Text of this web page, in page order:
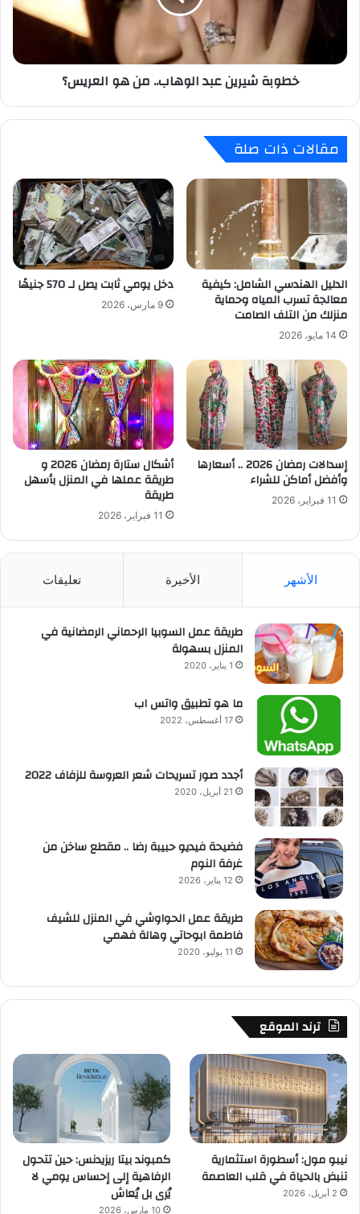
العريس؟
خطوبة شيرين عبد الوهاب.. من هو العريس؟
مقالات ذات صلة
الدليل الهندسي الشامل: كيفية
معالجة تسرب المياه وحماية
منزلك من التلف الصامت
14 مايو، 2026
دخل يومي ثابت يصل لـ 570 جنيهًا
9 مارس، 2026
إسدالات رمضان 2026 .. أسعارها
وأفضل أماكن للشراء
11 فبراير، 2026
أشكال ستارة رمضان 2026 و
طريقة عملها في المنزل بأسهل
طريقة
11 فبراير، 2026
الأشهر الأخيرة تعليقات
طريقة عمل السوبيا الرحماني الرمضانية في
المنزل بسهولة
1 يناير، 2020
ما هو تطبيق واتس اب
17 أغسطس، 2022
أجدد صور تسريحات شعر العروسة للزفاف 2022
21 أبريل، 2020
فضيحة فيديو حبيبة رضا .. مقطع ساخن من
غرفة النوم
12 يناير، 2026
طريقة عمل الحواوشي في المنزل للشيف
فاطمة ابوحاتي وهالة فهمي
11 يوليو، 2020
ترند الموقع
نيبو مول: أسطورة استثمارية
تنبض بالحياة في قلب العاصمة
2 أبريل، 2026
كمبوند بيتا ريزيدنس: حين تتحول
الرفاهية إلى إحساس يومي لا
يُرى بل يُعاش
10 مارس، 2026